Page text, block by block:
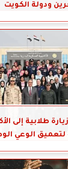
ودولة الكويت
طلابية إلى
لتعميق الوعي